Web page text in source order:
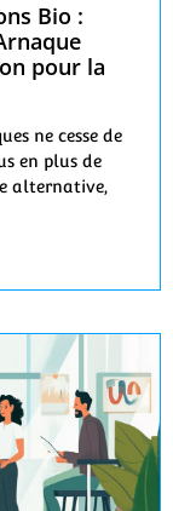
Bio :
pour la
ne cesse de
en plus de
alternative,